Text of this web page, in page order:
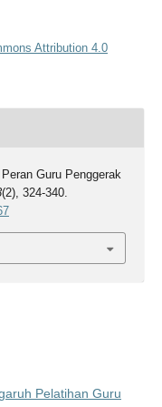
Attribution 4.0
Guru Penggerak
(2), 324-340.
Pelatihan Guru